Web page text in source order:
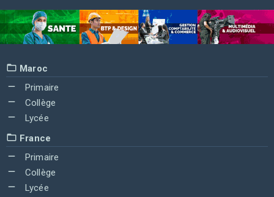
Maroc
Primaire
Collège
Lycée
France
Primaire
Collège
Lycée